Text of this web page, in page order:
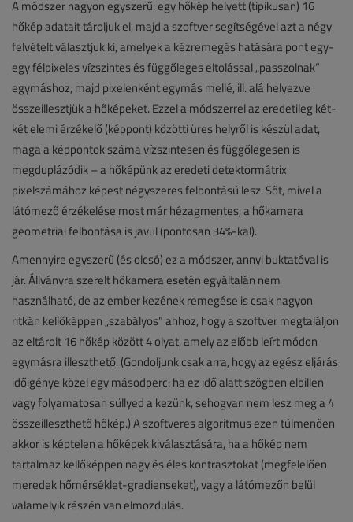
A módszer nagyon egyszerű: egy hőkép helyett (tipikusan) 16
hőkép adatait tároljuk el, majd a szoftver segítségével azt a négy
felvételt választjuk ki, amelyek a kézremegés hatására pont egy-
egy félpixeles vízszintes és függőleges eltolással „passzolnak”
egymáshoz, majd pixelenként egymás mellé, ill. alá helyezve
összeillesztjük a hőképeket. Ezzel a módszerrel az eredetileg két-
két elemi érzékelő (képpont) közötti üres helyről is készül adat,
maga a képpontok száma vízszintesen és függőlegesen is
megduplázódik – a hőképünk az eredeti detektormátrix
pixelszámához képest négyszeres felbontású lesz. Sőt, mivel a
látómező érzékelése most már hézagmentes, a hőkamera
geometriai felbontása is javul (pontosan 34%-kal).
Amennyire egyszerű (és olcsó) ez a módszer, annyi buktatóval is
jár. Állványra szerelt hőkamera esetén egyáltalán nem
használható, de az ember kezének remegése is csak nagyon
ritkán kellőképpen „szabályos” ahhoz, hogy a szoftver megtaláljon
az eltárolt 16 hőkép között 4 olyat, amely az előbb leírt módon
egymásra illeszthető. (Gondoljunk csak arra, hogy az egész eljárás
időigénye közel egy másodperc: ha ez idő alatt szögben elbillen
vagy folyamatosan süllyed a kezünk, sehogyan nem lesz meg a 4
összeilleszthető hőkép.) A szoftveres algoritmus ezen túlmenően
akkor is képtelen a hőképek kiválasztására, ha a hőkép nem
tartalmaz kellőképpen nagy és éles kontrasztokat (megfelelően
meredek hőmérséklet-gradienseket), vagy a látómezőn belül
valamelyik részén van elmozdulás.